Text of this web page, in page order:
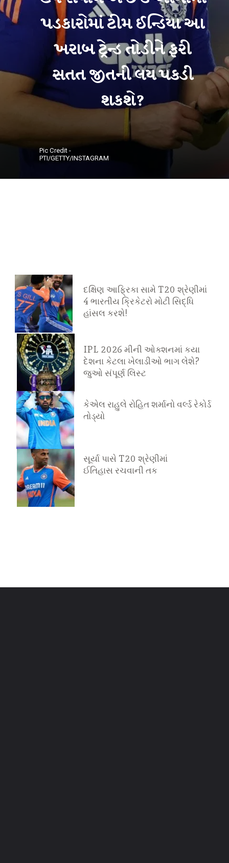
પડકારોમાં ટીમ ઈન્ડિયા આ
ખરાબ ટ્રેન્ડ તોડીને ફરી
સતત જીતની લય પકડી
શકશે?
Pic Credit -
11 જુલાઈ 2025
સૂર્યા પાસે T20 શ્રેણીમાં
ઈતિહાસ રચવાની તક
દક્ષિણ આફ્રિકા સામે T20 શ્રેણીમાં
4 ભારતીય ક્રિકેટરો મોટી સિદ્ધિ
હાંસલ કરશે!
IPL 2026 મીની ઓક્શનમાં કયા
દેશના કેટલા ખેલાડીઓ ભાગ લેશે?
જુઓ સંપૂર્ણ લિસ્ટ
કેએલ રાહુલે રોહિત શર્માનો વર્લ્ડ રેકોર્ડ
તોડ્યો